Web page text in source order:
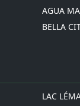
AGUA
BELLA
LAC